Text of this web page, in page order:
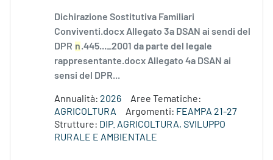
Dichirazione Sostitutiva Familiari
Conviventi.docx Allegato 3a DSAN ai sendi del
DPR n.445..._2001 da parte del legale
rappresentante.docx Allegato 4a DSAN ai
sensi del DPR...
Annualità: 2026
Aree Tematiche:
AGRICOLTURA
Argomenti: FEAMPA 21-27
Strutture: DIP. AGRICOLTURA, SVILUPPO
RURALE E AMBIENTALE